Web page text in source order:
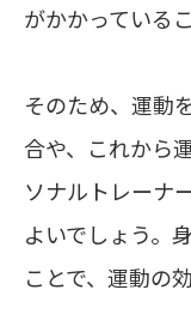
がかかっている
そのため、運動
合や、これから
ソナルトレーナ
よいでしょう。
ことで、運動の